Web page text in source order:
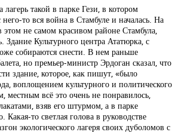
такой в парке Гези, в котором
то вся война в Стамбуле и началась. На
не самом красивом районе Стамбула,
Здание Культурного центра Ататюрка, с
собираются снести. В нем раньше
но премьер-министр Эрдоган сказал, что
здание, которое, как пишут, «было
воплощением культурного и политического
местным всё это очень не понравилось,
взяв его штурмом, а в парке
то светлая голова в руководстве
экологического лагеря своих дуболомов с